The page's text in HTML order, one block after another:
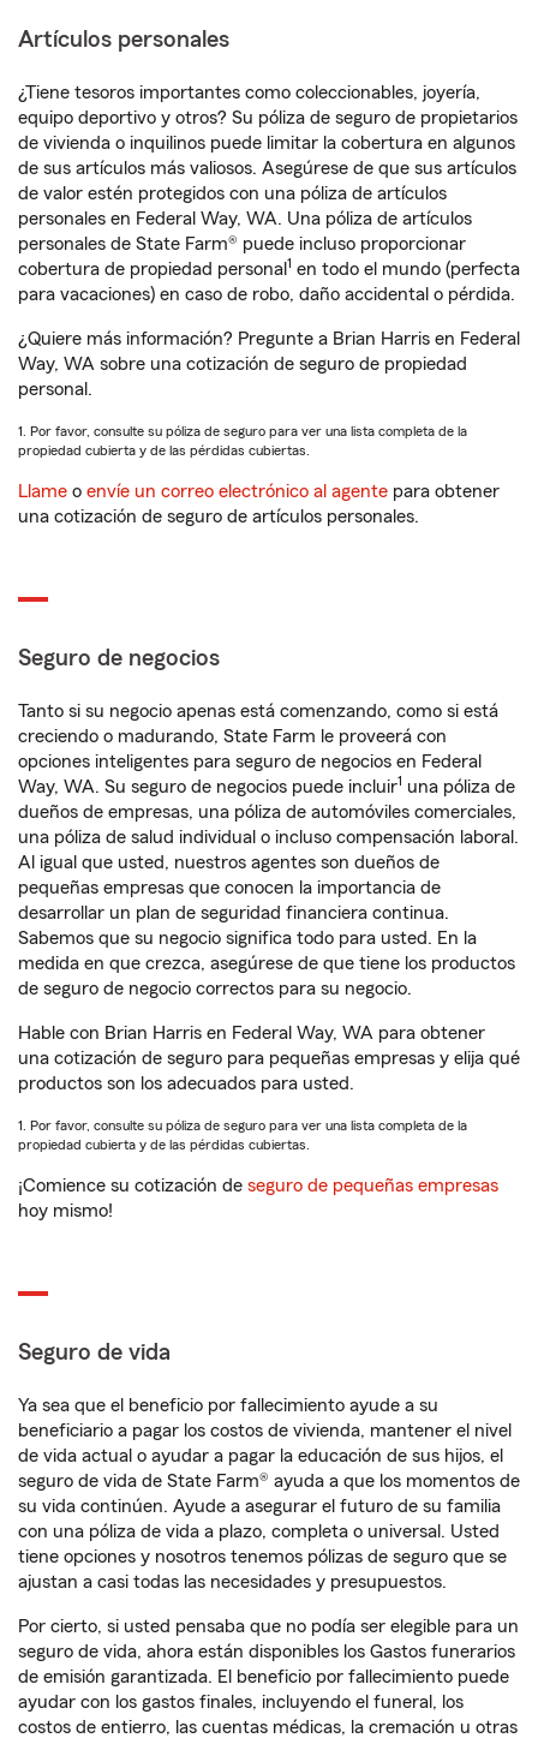
Artículos personales
¿Tiene tesoros importantes como coleccionables, joyería,
equipo deportivo y otros? Su póliza de seguro de propietarios
de vivienda o inquilinos puede limitar la cobertura en algunos
de sus artículos más valiosos. Asegúrese de que sus artículos
de valor estén protegidos con una póliza de artículos
personales en Federal Way, WA. Una póliza de artículos
personales de State Farm® puede incluso proporcionar
cobertura de propiedad personal 1 en todo el mundo (perfecta
para vacaciones) en caso de robo, daño accidental o pérdida.
¿Quiere más información? Pregunte a Brian Harris en Federal
Way, WA sobre una cotización de seguro de propiedad
personal.
1. Por favor, consulte su póliza de seguro para ver una lista completa de la
propiedad cubierta y de las pérdidas cubiertas.
Llame o envíe un correo electrónico al agente para obtener
una cotización de seguro de artículos personales.
Seguro de negocios
Tanto si su negocio apenas está comenzando, como si está
creciendo o madurando, State Farm le proveerá con
opciones inteligentes para seguro de negocios en Federal
Way, WA. Su seguro de negocios puede incluir1 una póliza de
dueños de empresas, una póliza de automóviles comerciales,
una póliza de salud individual o incluso compensación laboral.
Al igual que usted, nuestros agentes son dueños de
pequeñas empresas que conocen la importancia de
desarrollar un plan de seguridad financiera continua.
Sabemos que su negocio significa todo para usted. En la
medida en que crezca, asegúrese de que tiene los productos
de seguro de negocio correctos para su negocio.
Hable con Brian Harris en Federal Way, WA para obtener
una cotización de seguro para pequeñas empresas y elija qué
productos son los adecuados para usted.
1. Por favor, consulte su póliza de seguro para ver una lista completa de la
propiedad cubierta y de las pérdidas cubiertas.
¡Comience su cotización de seguro de pequeñas empresas
hoy mismo!
Seguro de vida
Ya sea que el beneficio por fallecimiento ayude a su
beneficiario a pagar los costos de vivienda, mantener el nivel
de vida actual o ayudar a pagar la educación de sus hijos, el
seguro de vida de State Farm® ayuda a que los momentos de
su vida continúen. Ayude a asegurar el futuro de su familia
con una póliza de vida a plazo, completa o universal. Usted
tiene opciones y nosotros tenemos pólizas de seguro que se
ajustan a casi todas las necesidades y presupuestos.
Por cierto, si usted pensaba que no podía ser elegible para un
seguro de vida, ahora están disponibles los Gastos funerarios
de emisión garantizada. El beneficio por fallecimiento puede
ayudar con los gastos finales, incluyendo el funeral, los
costos de entierro, las cuentas médicas, la cremación u otras